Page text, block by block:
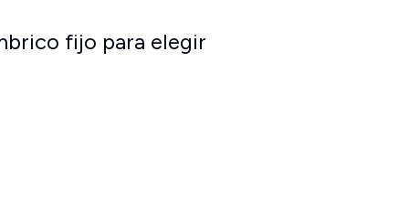
fijo para elegir